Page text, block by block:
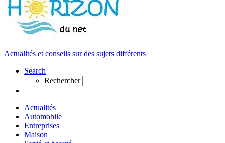
Actualités et conseils sur des sujets différents
Search
Rechercher
Actualités
Automobile
Entreprises
Maison